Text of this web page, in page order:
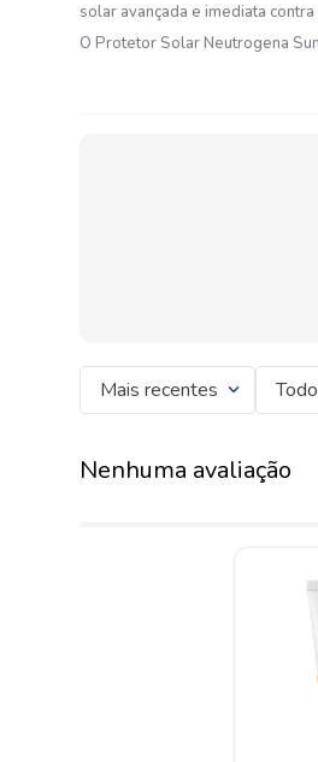
solar avançada e imediata
O Protetor Solar Neutrogena
Mais recentes
Nenhuma avaliação